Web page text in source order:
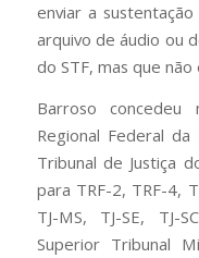
enviar a
arquivo de áudio ou
do STF, mas que
Barroso
Regional Federal
Tribunal de Justiça
para TRF-2, TRF-4,
TJ-MS, TJ-SE, TJ-
Superior Tribunal